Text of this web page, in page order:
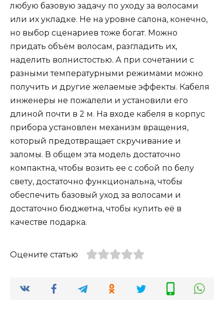
любую базовую задачу по уходу за волосами
или их укладке. Не на уровне салона, конечно,
но выбор сценариев тоже богат. Можно
придать объём волосам, разгладить их,
наделить волнистостью. А при сочетании с
разными температурными режимами можно
получить и другие желаемые эффекты. Кабеля
инженеры не пожалели и установили его
длиной почти в 2 м. На входе кабеля в корпус
прибора установлен механизм вращения,
который предотвращает скручивание и
заломы. В общем эта модель достаточно
компактна, чтобы возить ее с собой по белу
свету, достаточно функциональна, чтобы
обеспечить базовый уход за волосами и
достаточно бюджетна, чтобы купить её в
качестве подарка.
Оцените статью